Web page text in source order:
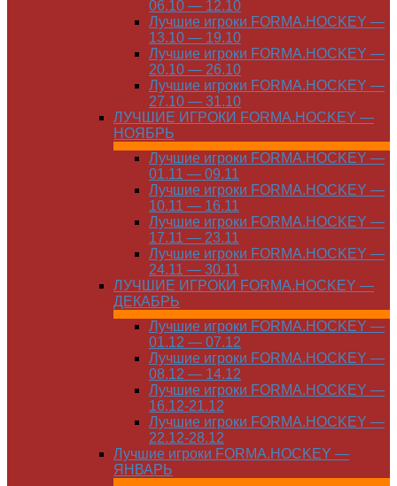
06.10 — 12.10
Лучшие игроки FORMA.HOCKEY —
13.10 — 19.10
Лучшие игроки FORMA.HOCKEY —
20.10 — 26.10
Лучшие игроки FORMA.HOCKEY —
27.10 — 31.10
ЛУЧШИЕ ИГРОКИ FORMA.HOCKEY —
НОЯБРЬ
Лучшие игроки FORMA.HOCKEY —
01.11 — 09.11
Лучшие игроки FORMA.HOCKEY —
10.11 — 16.11
Лучшие игроки FORMA.HOCKEY —
17.11 — 23.11
Лучшие игроки FORMA.HOCKEY —
24.11 — 30.11
ЛУЧШИЕ ИГРОКИ FORMA.HOCKEY —
ДЕКАБРЬ
Лучшие игроки FORMA.HOCKEY —
01.12 — 07.12
Лучшие игроки FORMA.HOCKEY —
08.12 — 14.12
Лучшие игроки FORMA.HOCKEY —
16.12-21.12
Лучшие игроки FORMA.HOCKEY —
22.12-28.12
Лучшие игроки FORMA.HOCKEY —
ЯНВАРЬ